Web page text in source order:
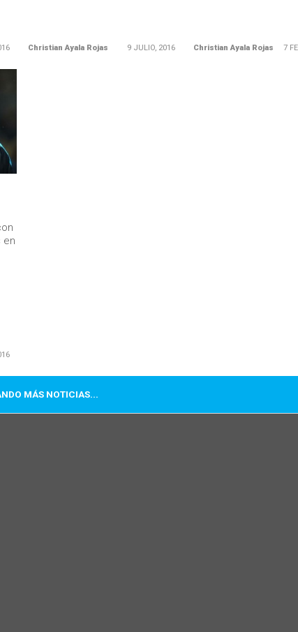
Christian Ayala Rojas 9 JULIO, 2016 Christian Ayala Rojas 7
en
MÁS NOTICIAS...